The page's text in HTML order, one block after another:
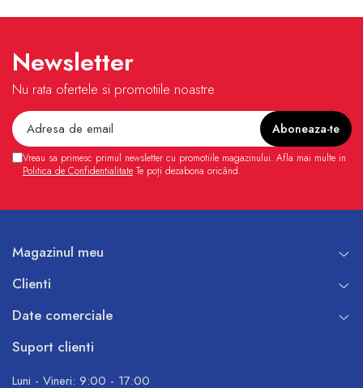
Newsletter
Nu rata ofertele si promotiile noastre
Vreau sa primesc primul newsletter cu promotiile magazinului. Afla mai multe in
Politica de Confidentialitate Te poți dezabona oricând.
Magazinul meu
Clienti
Date comerciale
Suport clienti
Luni - Vineri: 9:00 - 17:00